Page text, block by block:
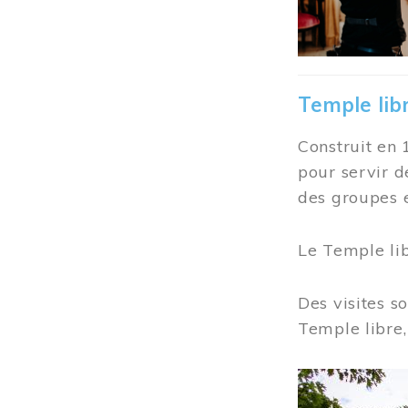
Temple
Construit en
pour servir
des groupes
Le Temple
Des visites
Temple
Image